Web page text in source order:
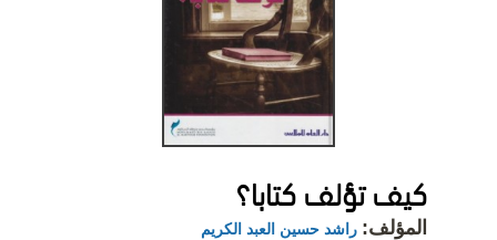
كيف تؤلف كتابا؟
المؤلف: راشد حسين العبد الكريم